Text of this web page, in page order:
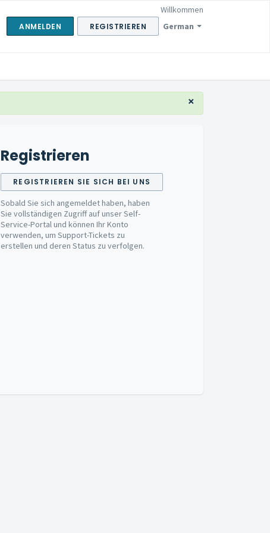
German
Willkommen
ANMELDEN REGISTRIEREN
×
Registrieren
REGISTRIEREN SIE SICH BEI UNS
Sobald Sie sich angemeldet haben, haben
Sie vollständigen Zugriff auf unser Self-
Service-Portal und können Ihr Konto
verwenden, um Support-Tickets zu
erstellen und deren Status zu verfolgen.